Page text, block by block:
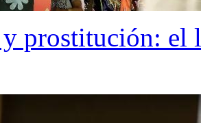
prostitución: el